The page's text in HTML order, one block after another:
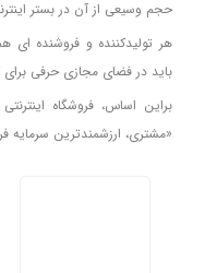
حجم وسیعی از آن در بستر
هر تولیدکننده و فروشنده ای
باید در فضای مجازی حرفی
«مشتری، ارزشمندترین سرمایه